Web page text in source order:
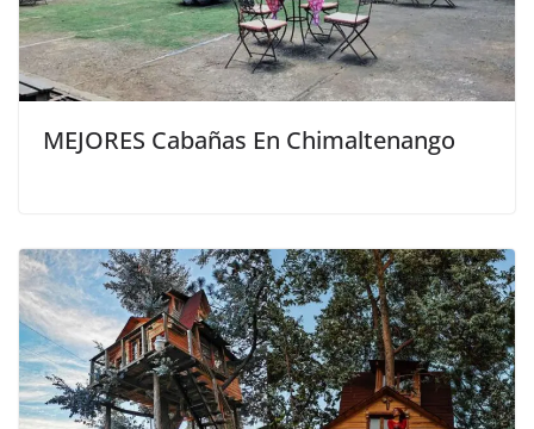
MEJORES Cabañas En Chimaltenango